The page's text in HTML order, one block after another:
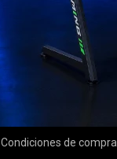
COMPRA
Condiciones de compra